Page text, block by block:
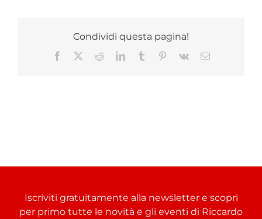
Condividi questa pagina!
Facebook RedditLinkedInTumblr Pinterest
Vk Email
Iscriviti gratuitamente alla newsletter e scopri
per primo tutte le novità e gli eventi di Riccardo